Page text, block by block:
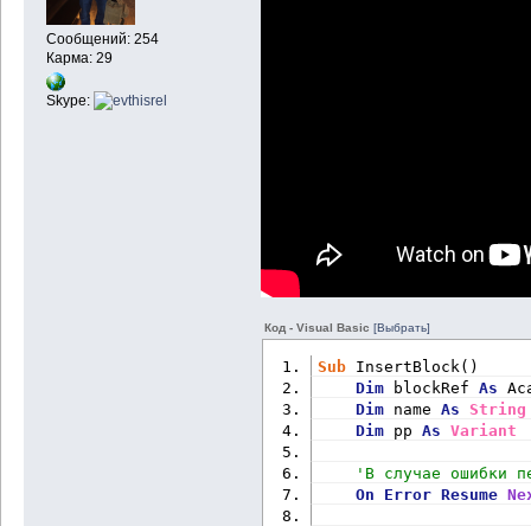
Сообщений: 254
Карма: 29
Skype:
Код - Visual Basic [Выбрать]
Sub InsertBlock()
Dim blockRef As
Dim name As
String
Dim pp As Variant
'В случае ошибки
On
Error Resume